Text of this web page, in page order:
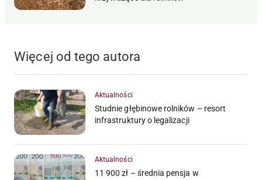
Więcej od tego autora
Aktualności
Studnie głębinowe rolników – resort
infrastruktury o legalizacji
Aktualności
11 900 zł – średnia pensja w